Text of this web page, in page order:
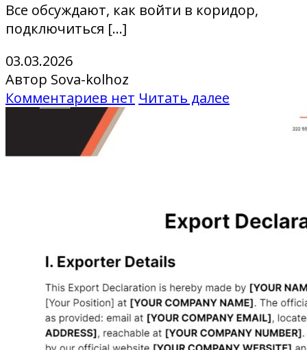
Все обсуждают, как войти в коридор,
подключиться […]
03.03.2026
Автор Sova-kolhoz
Комментариев нет Читать далее